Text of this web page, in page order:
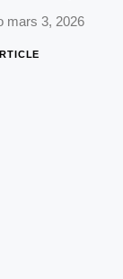
mars 3, 2026